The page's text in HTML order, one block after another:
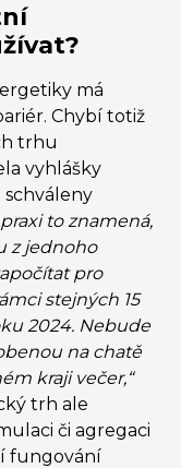
má
Chybí totiž
trhu
vyhlášky
praxi to znamená,
z jednoho
pro
stejných 15
2024. Nebude
na chatě
kraji večer,“
trh ale
či agregaci
fungování